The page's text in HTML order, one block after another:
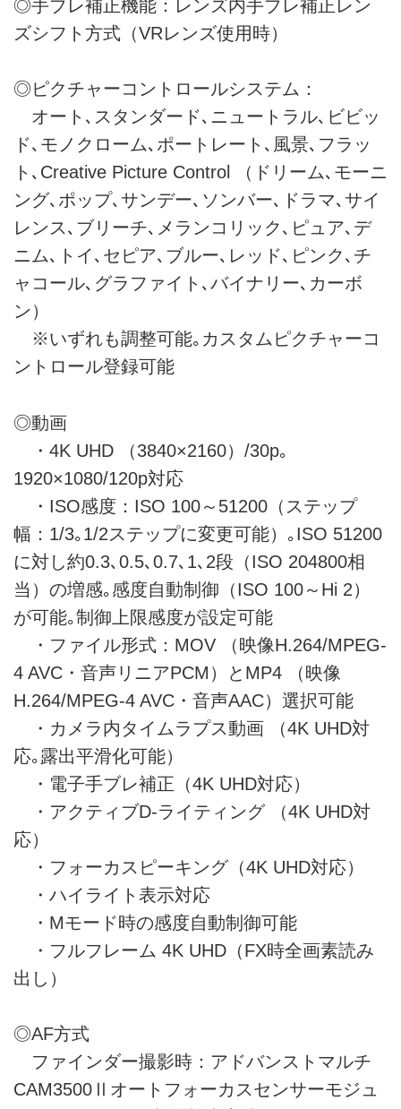
◎手ブレ補正機能：レンズ内手ブレ補正レン
ズシフト方式（VRレンズ使用時）
◎ピクチャーコントロールシステム：
オート､スタンダード､ニュートラル､ビビッ
ド､モノクローム､ポートレート､風景､フラッ
ト､Creative Picture Control （ドリーム､モーニ
ング､ポップ､サンデー､ソンバー､ドラマ､サイ
レンス､ブリーチ､メランコリック､ピュア､デ
ニム､トイ､セピア､ブルー､レッド､ピンク､チ
ャコール､グラファイト､バイナリー､カーボ
ン）
※いずれも調整可能｡カスタムピクチャーコ
ントロール登録可能
◎動画
・4K UHD （3840×2160）/30p｡
1920×1080/120p対応
・ISO感度：ISO 100～51200（ステップ
幅：1/3｡1/2ステップに変更可能）｡ISO 51200
に対し約0.3､0.5､0.7､1､2段（ISO 204800相
当）の増感｡感度自動制御（ISO 100～Hi 2）
が可能｡制御上限感度が設定可能
・ファイル形式：MOV （映像H.264/MPEG-
4 AVC・音声リニアPCM）とMP4 （映像
H.264/MPEG-4 AVC・音声AAC）選択可能
・カメラ内タイムラプス動画 （4K UHD対
応｡露出平滑化可能）
・電子手ブレ補正（4K UHD対応）
・アクティブD-ライティング （4K UHD対
応）
・フォーカスピーキング（4K UHD対応）
・ハイライト表示対応
・Mモード時の感度自動制御可能
・フルフレーム 4K UHD（FX時全画素読み
出し）
◎AF方式
ファインダー撮影時：アドバンストマルチ
CAM3500Ⅱオートフォーカスセンサーモジュ